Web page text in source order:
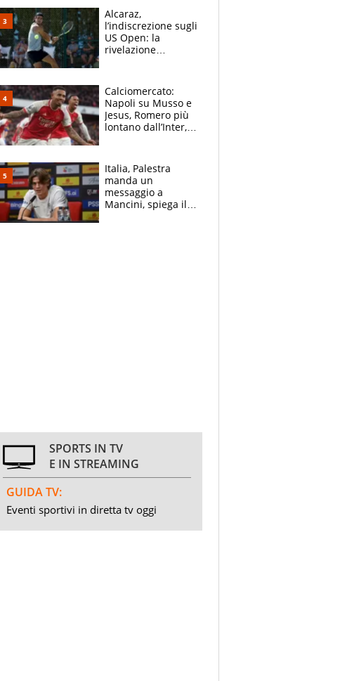
e vota Aprilia
Alcaraz,
l’indiscrezione sugli
US Open: la
rivelazione
B. Rune verso la
rinuncia
Calciomercato:
Napoli su Musso e
Jesus, Romero più
lontano dall’Inter,
tabellone
Italia, Palestra
manda un
messaggio a
Mancini, spiega il
SPORTS IN TV
E IN STREAMING
GUIDA TV:
Eventi sportivi in diretta tv oggi